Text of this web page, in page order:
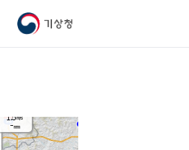
기상청
1.5m/s
-mm